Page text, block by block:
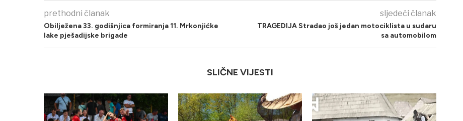
prethodni članak
Obilježena 33. godišnjica formiranja 11. Mrkonjićke
lake pješadijske brigade
sljedeći članak
TRAGEDIJA Stradao još jedan motociklista u sudaru
sa automobilom
SLIČNE VIJESTI